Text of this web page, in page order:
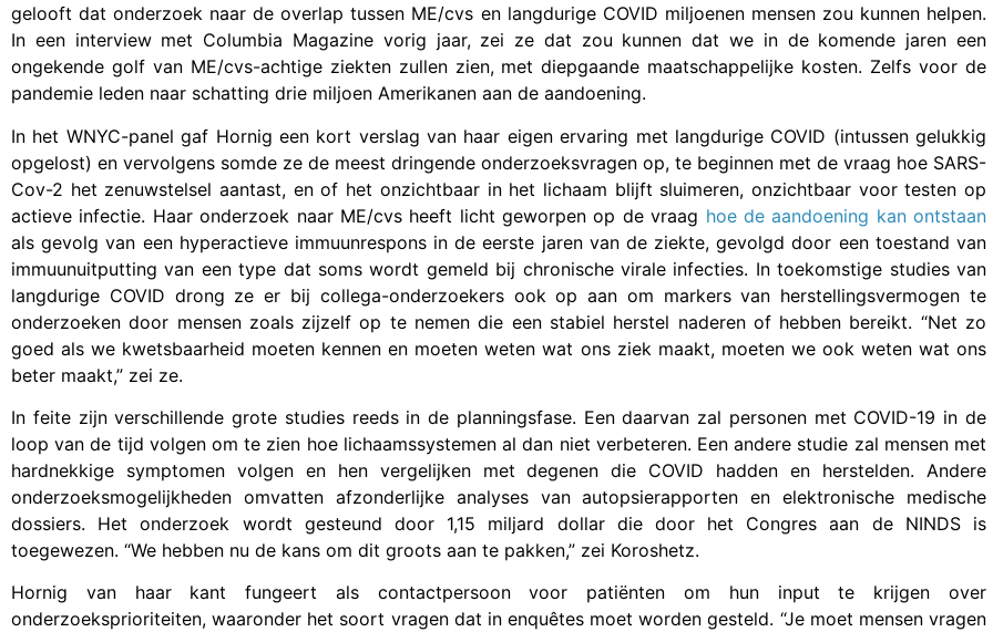
gelooft dat onderzoek naar de overlap tussen ME/cvs en langdurige COVID miljoenen mensen zou kunnen helpen.
In een interview met Columbia Magazine vorig jaar, zei ze dat zou kunnen dat we in de komende jaren een
ongekende golf van ME/cvs-achtige ziekten zullen zien, met diepgaande maatschappelijke kosten. Zelfs voor de
pandemie leden naar schatting drie miljoen Amerikanen aan de aandoening.
In het WNYC-panel gaf Hornig een kort verslag van haar eigen ervaring met langdurige COVID (intussen gelukkig
opgelost) en vervolgens somde ze de meest dringende onderzoeksvragen op, te beginnen met de vraag hoe SARS-
Cov-2 het zenuwstelsel aantast, en of het onzichtbaar in het lichaam blijft sluimeren, onzichtbaar voor testen op
actieve infectie. Haar onderzoek naar ME/cvs heeft licht geworpen op de vraag hoe de aandoening kan ontstaan
als gevolg van een hyperactieve immuunrespons in de eerste jaren van de ziekte, gevolgd door een toestand van
immuunuitputting van een type dat soms wordt gemeld bij chronische virale infecties. In toekomstige studies van
langdurige COVID drong ze er bij collega-onderzoekers ook op aan om markers van herstellingsvermogen te
onderzoeken door mensen zoals zijzelf op te nemen die een stabiel herstel naderen of hebben bereikt. “Net zo
goed als we kwetsbaarheid moeten kennen en moeten weten wat ons ziek maakt, moeten we ook weten wat ons
beter maakt,” zei ze.
In feite zijn verschillende grote studies reeds in de planningsfase. Een daarvan zal personen met COVID-19 in de
loop van de tijd volgen om te zien hoe lichaamssystemen al dan niet verbeteren. Een andere studie zal mensen met
hardnekkige symptomen volgen en hen vergelijken met degenen die COVID hadden en herstelden. Andere
onderzoeksmogelijkheden omvatten afzonderlijke analyses van autopsierapporten en elektronische medische
dossiers. Het onderzoek wordt gesteund door 1,15 miljard dollar die door het Congres aan de NINDS is
toegewezen. “We hebben nu de kans om dit groots aan te pakken,” zei Koroshetz.
Hornig van haar kant fungeert als contactpersoon voor patiënten om hun input te krijgen over
onderzoeksprioriteiten, waaronder het soort vragen dat in enquêtes moet worden gesteld. “Je moet mensen vragen